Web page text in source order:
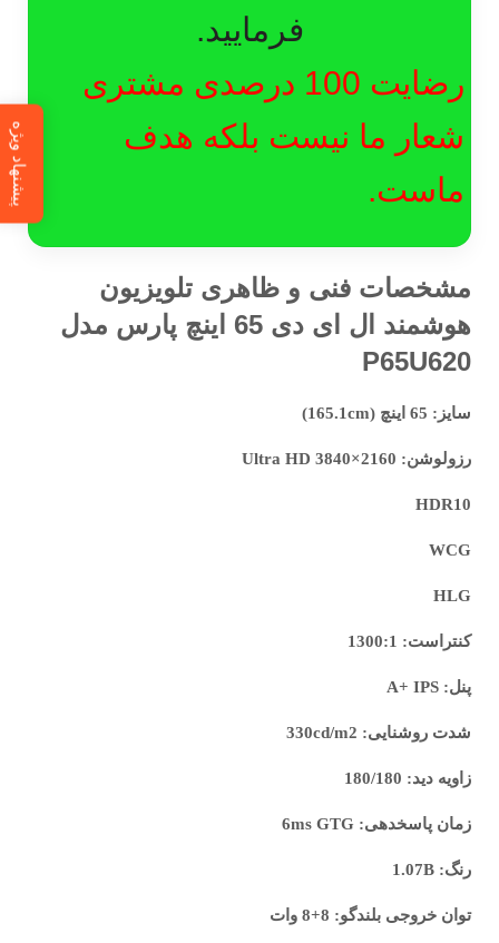
فرمایید.
رضایت 100 درصدی مشتری
شعار ما نیست بلکه هدف
ماست.
مشخصات فنی و ظاهری تلویزیون
هوشمند ال ای دی 65 اینچ پارس مدل
P65U620
سایز: 65 اینچ (165.1cm)
رزولوشن: Ultra HD 3840×2160
HDR10
WCG
HLG
کنتراست: 1300:1
پنل: A+ IPS
شدت روشنایی: 330cd/m2
زاویه دید: 180/180
زمان پاسخدهی: 6ms GTG
رنگ: 1.07B
توان خروجی بلندگو: 8+8 وات
پیشنهاد ویژه